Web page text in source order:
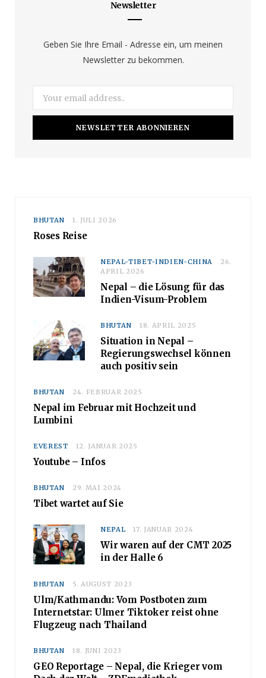
k
g
r
a
Newsletter
Geben Sie Ihre Email - Adresse ein, um meinen
Newsletter zu bekommen.
BHUTAN 1. JULI 2026
Roses Reise
NEPAL-TIBET-INDIEN-CHINA
26.
APRIL 2026
Nepal – die Lösung für das
Indien-Visum-Problem
BHUTAN 18. APRIL 2025
Situation in Nepal –
Regierungswechsel können
auch positiv sein
BHUTAN 24. FEBRUAR 2025
Nepal im Februar mit Hochzeit und
Lumbini
EVEREST 12. JANUAR 2025
Youtube – Infos
BHUTAN 29. MAI 2024
Tibet wartet auf Sie
NEPAL 17. JANUAR 2024
Wir waren auf der CMT 2025
in der Halle 6
BHUTAN 5. AUGUST 2023
Ulm/Kathmandu: Vom Postboten zum
Internetstar: Ulmer Tiktoker reist ohne
Flugzeug nach Thailand
BHUTAN 18. JUNI 2023
GEO Reportage – Nepal, die Krieger vom